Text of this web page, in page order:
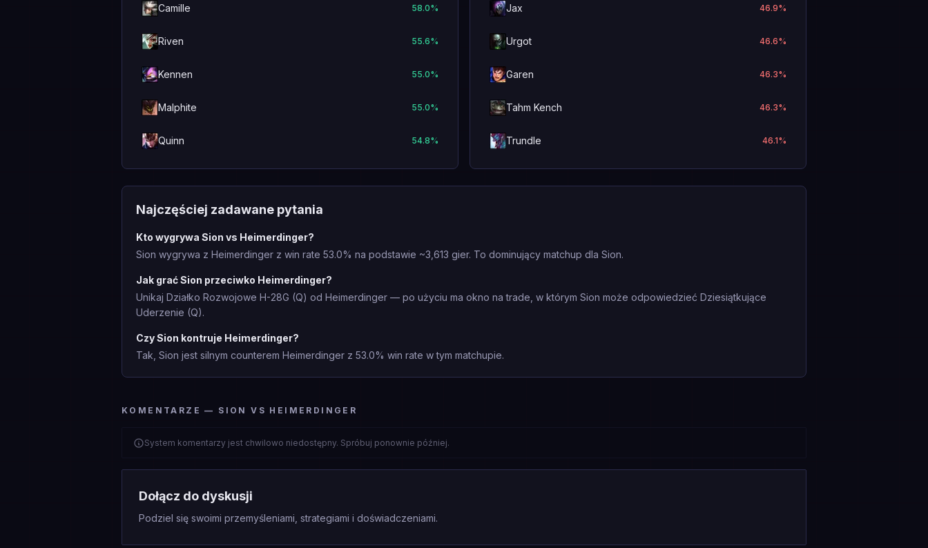
Camille 58.0%
Riven 55.6%
Kennen 55.0%
Malphite 55.0%
Quinn 54.8%
Jax 46.9%
Urgot 46.6%
Garen 46.3%
Tahm Kench 46.3%
Trundle 46.1%
Najczęściej zadawane pytania
Kto wygrywa Sion vs Heimerdinger?
Sion wygrywa z Heimerdinger z win rate 53.0% na podstawie ~3,613 gier. To dominujący matchup dla Sion.
Jak grać Sion przeciwko Heimerdinger?
Unikaj Działko Rozwojowe H-28G (Q) od Heimerdinger — po użyciu ma okno na trade, w którym Sion może odpowiedzieć Dziesiątkujące
Uderzenie (Q).
Czy Sion kontruje Heimerdinger?
Tak, Sion jest silnym counterem Heimerdinger z 53.0% win rate w tym matchupie.
KOMENTARZE — SION VS HEIMERDINGER
System komentarzy jest chwilowo niedostępny. Spróbuj ponownie później.
Dołącz do dyskusji
Podziel się swoimi przemyśleniami, strategiami i doświadczeniami.